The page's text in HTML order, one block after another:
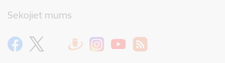
Sekojiet mums